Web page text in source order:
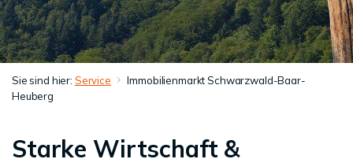
Sie sind hier: Service
Immobilienmarkt Schwarzwald-Baar-
Heuberg
Starke Wirtschaft &